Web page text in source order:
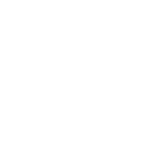
个笼罩在黑暗家族秘密和一个比时间还要古老的
“红透半边天”团队。然而团队在发展过程中遭